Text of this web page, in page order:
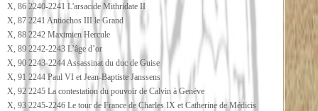
X, 86 2240-2241 L'arsacide Mithridate II
X, 87 2241 Antiochos III le Grand
X, 88 2242 Maximien Hercule
X, 89 2242-2243 L’âge d’or
X, 90 2243-2244 Assassinat du duc de Guise
X, 91 2244 Paul VI et Jean-Baptiste Janssens
X, 92 2245 La contestation du pouvoir de Calvin à Genève
X, 93 2245-2246 Le tour de France de Charles IX et Catherine de Médicis